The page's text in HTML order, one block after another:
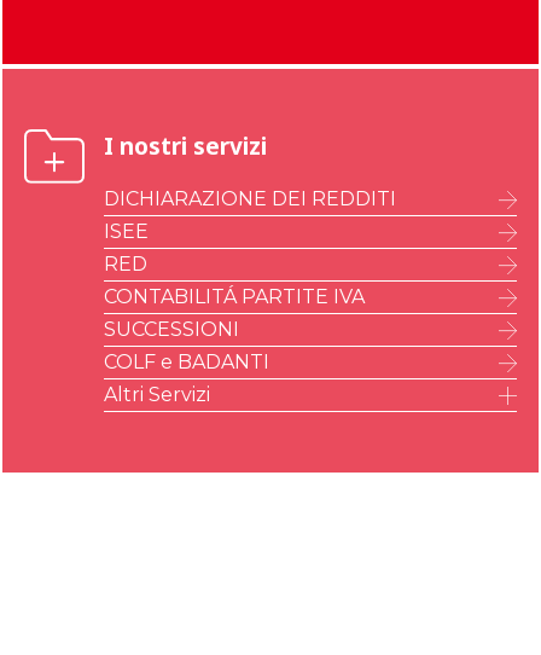
I nostri servizi
DICHIARAZIONE DEI REDDITI
ISEE
RED
CONTABILITÁ PARTITE IVA
SUCCESSIONI
COLF e BADANTI
Altri Servizi